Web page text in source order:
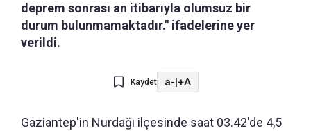
deprem sonrası an itibarıyla olumsuz bir
durum bulunmamaktadır." ifadelerine yer
verildi.
Kaydet a-|+A
Gaziantep'in Nurdağı ilçesinde saat 03.42'de 4,5